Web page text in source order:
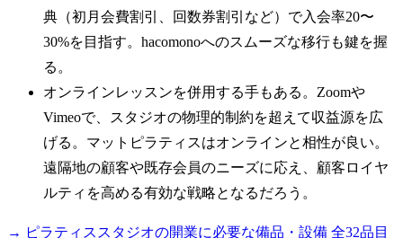
典（初月会費割引、回数券割引など）で入会率20〜
30%を目指す。hacomonoへのスムーズな移行も鍵を握
る。
オンラインレッスンを併用する手もある。Zoomや
Vimeoで、スタジオの物理的制約を超えて収益源を広
げる。マットピラティスはオンラインと相性が良い。
遠隔地の顧客や既存会員のニーズに応え、顧客ロイヤ
ルティを高める有効な戦略となるだろう。
→ ピラティススタジオの開業に必要な備品・設備 全32品目